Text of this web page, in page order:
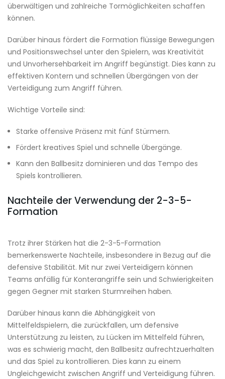
überwältigen und zahlreiche Tormöglichkeiten schaffen
können.
Darüber hinaus fördert die Formation flüssige Bewegungen
und Positionswechsel unter den Spielern, was Kreativität
und Unvorhersehbarkeit im Angriff begünstigt. Dies kann zu
effektiven Kontern und schnellen Übergängen von der
Verteidigung zum Angriff führen.
Wichtige Vorteile sind:
Starke offensive Präsenz mit fünf Stürmern.
Fördert kreatives Spiel und schnelle Übergänge.
Kann den Ballbesitz dominieren und das Tempo des
Spiels kontrollieren.
Nachteile der Verwendung der 2-3-5-
Formation
Trotz ihrer Stärken hat die 2-3-5-Formation
bemerkenswerte Nachteile, insbesondere in Bezug auf die
defensive Stabilität. Mit nur zwei Verteidigern können
Teams anfällig für Konterangriffe sein und Schwierigkeiten
gegen Gegner mit starken Sturmreihen haben.
Darüber hinaus kann die Abhängigkeit von
Mittelfeldspielern, die zurückfallen, um defensive
Unterstützung zu leisten, zu Lücken im Mittelfeld führen,
was es schwierig macht, den Ballbesitz aufrechtzuerhalten
und das Spiel zu kontrollieren. Dies kann zu einem
Ungleichgewicht zwischen Angriff und Verteidigung führen.